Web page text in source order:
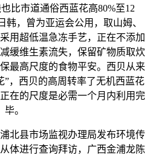
比市道通俗西蓝花高80%至12
韩，曾为亚运会公用，取山姆、
用超低温急冻手艺，正在不添加
缓维生素流失，保留矿物质取炊
最高尺度的食物平安。西贝从来
”，西贝的高周转率了无机西蓝花
在的尺度是必需一个月内利用完
毕。
县市场监视办理局发布环境传
体进行查询拜访，广西金浦龙陈